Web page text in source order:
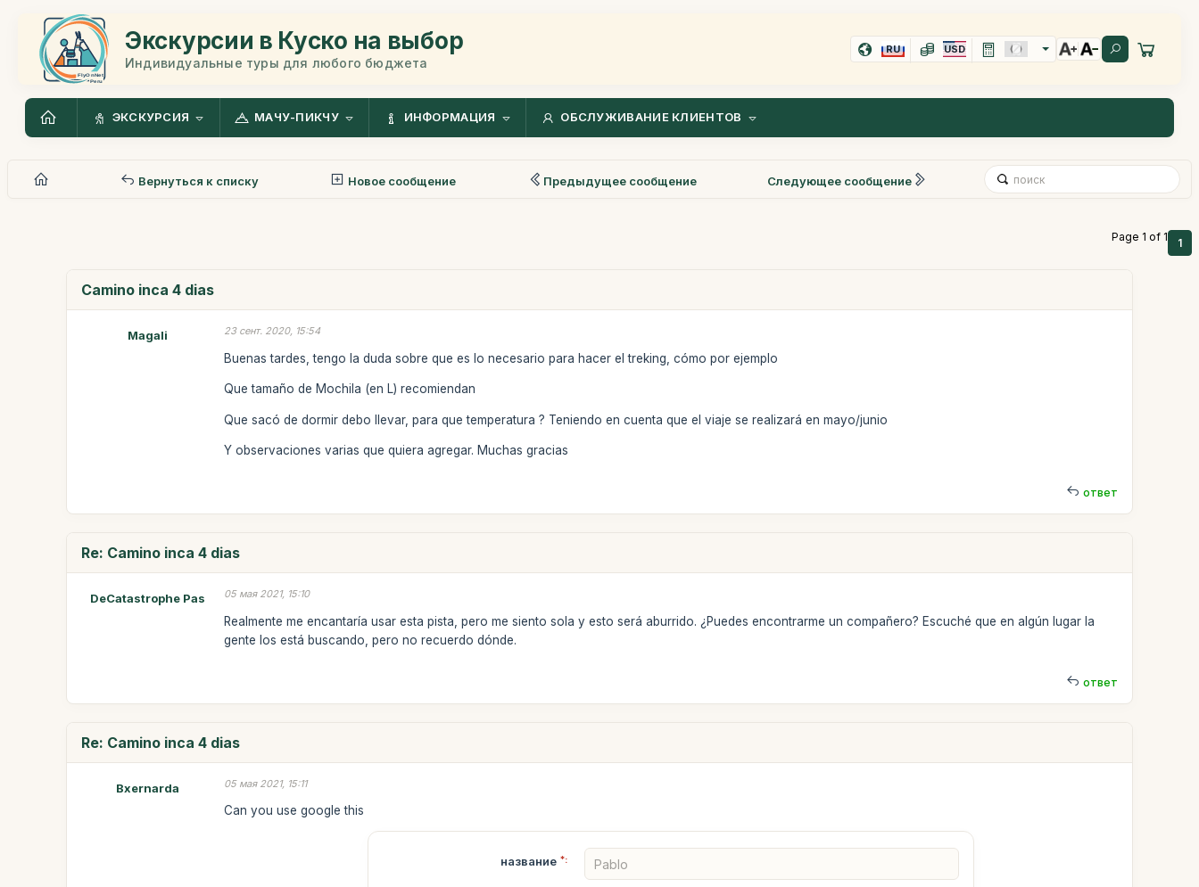
Экскурсии в Куско на выбор
Индивидуальные туры для любого бюджета
RU USD
ЭКСКУРСИЯ МАЧУ-ПИКЧУ ИНФОРМАЦИЯ ОБСЛУЖИВАНИЕ КЛИЕНТОВ
Вернуться к списку Новое сообщение Предыдущее сообщение Следующее сообщение
Page 1 of 1 1
Camino inca 4 dias
Magali 23 сент. 2020, 15:54
Buenas tardes, tengo la duda sobre que es lo necesario para hacer el treking, cómo por ejemplo
Que tamaño de Mochila (en L) recomiendan
Que sacó de dormir debo llevar, para que temperatura ? Teniendo en cuenta que el viaje se realizará en mayo/junio
Y observaciones varias que quiera agregar. Muchas gracias
ответ
Re: Camino inca 4 dias
DeCatastrophe Pas 05 мая 2021, 15:10
Realmente me encantaría usar esta pista, pero me siento sola y esto será aburrido. ¿Puedes encontrarme un compañero? Escuché que en algún lugar la
gente los está buscando, pero no recuerdo dónde.
ответ
Re: Camino inca 4 dias
Bxernarda 05 мая 2021, 15:11
Can you use google this
название *: